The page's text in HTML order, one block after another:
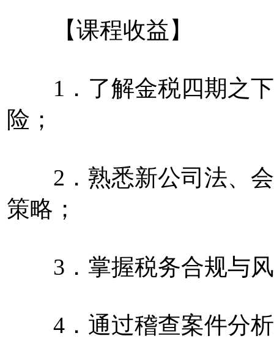
【课程收益】
1．了解金税四期之下
险；
2．熟悉新公司法、会
策略；
3．掌握税务合规与风
4．通过稽查案件分析